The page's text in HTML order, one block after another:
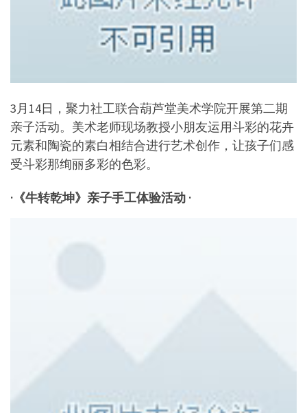
3月14日，聚力社工联合葫芦堂美术学院开展第二期
亲子活动。美术老师现场教授小朋友运用斗彩的花卉
元素和陶瓷的素白相结合进行艺术创作，让孩子们感
受斗彩那绚丽多彩的色彩。
·《牛转乾坤》亲子手工体验活动 ·